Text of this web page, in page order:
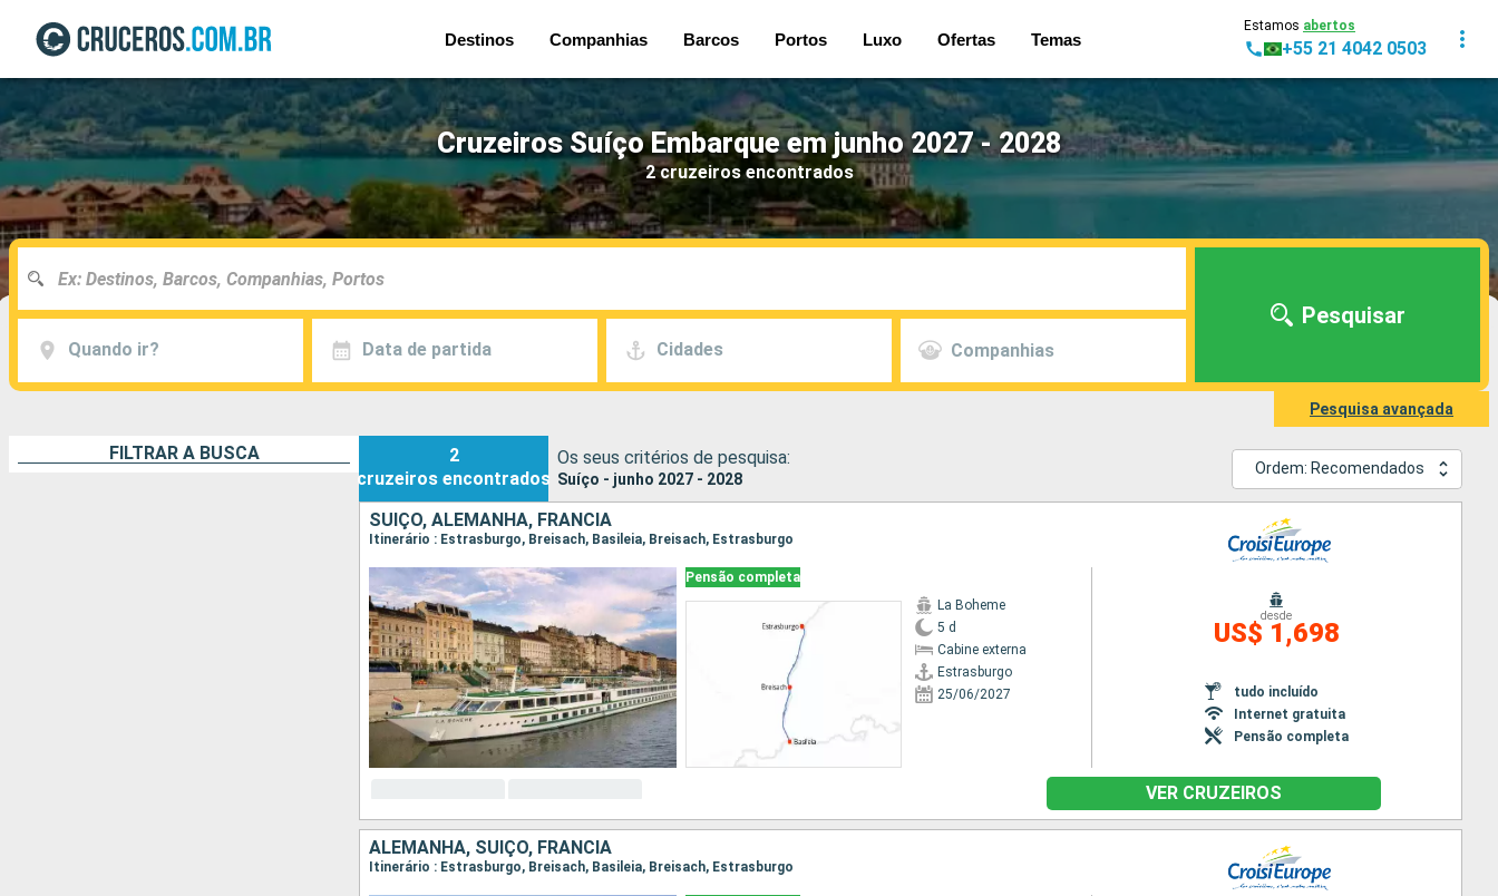
Destinos Companhias Barcos Portos Luxo Ofertas Temas
Estamos abertos
+55 21 4042 0503
Cruzeiros Suíço Embarque em junho 2027 - 2028
2 cruzeiros encontrados
Quando ir? Data de partida Cidades Companhias
Pesquisar
Pesquisa avançada
FILTRAR A BUSCA
2
cruzeiros encontrados
Os seus critérios de pesquisa:
Suíço - junho 2027 - 2028
Ordem: Recomendados
SUÍÇO, ALEMANHA, FRANCIA
Itinerário : Estrasburgo, Breisach, Basileia, Breisach, Estrasburgo
Pensão completa
La Boheme
5 d
Cabine externa
Estrasburgo
25/06/2027
desde
US$ 1,698
tudo incluído
Internet gratuita
Pensão completa
VER CRUZEIROS
ALEMANHA, SUÍÇO, FRANCIA
Itinerário : Estrasburgo, Breisach, Basileia, Breisach, Estrasburgo